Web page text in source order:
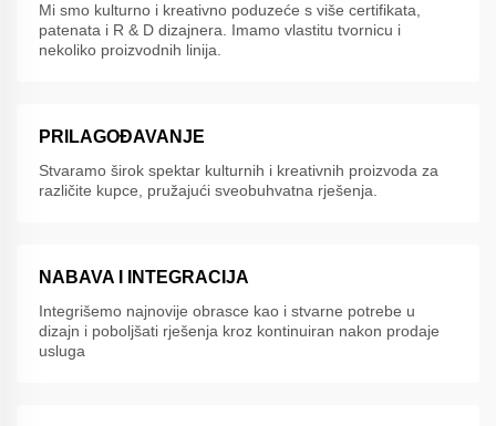
Mi smo kulturno i kreativno poduzeće s više certifikata,
patenata i R & D dizajnera. Imamo vlastitu tvornicu i
nekoliko proizvodnih linija.
PRILAGOĐAVANJE
Stvaramo širok spektar kulturnih i kreativnih proizvoda za
različite kupce, pružajući sveobuhvatna rješenja.
NABAVA I INTEGRACIJA
Integrišemo najnovije obrasce kao i stvarne potrebe u
dizajn i poboljšati rješenja kroz kontinuiran nakon prodaje
usluga